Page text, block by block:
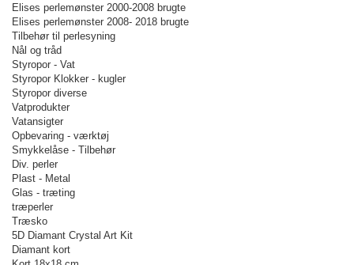
Elises perlemønster 2000-2008 brugte
Elises perlemønster 2008- 2018 brugte
Tilbehør til perlesyning
Nål og tråd
Styropor - Vat
Styropor Klokker - kugler
Styropor diverse
Vatprodukter
Vatansigter
Opbevaring - værktøj
Smykkelåse - Tilbehør
Div. perler
Plast - Metal
Glas - træting
træperler
Træsko
5D Diamant Crystal Art Kit
Diamant kort